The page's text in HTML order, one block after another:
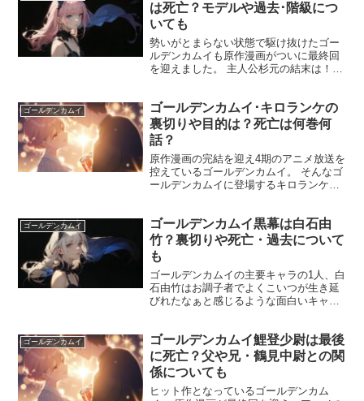
は死亡？モデルや過去･階級につ
いても
勢いがとまらない状態で駆け抜けたゴー
ルデンカムイも原作漫画がついに最終回
を迎えました。 主人公杉元の結末は！？
り杉元佐一の最後、死亡したのかどうか
ですよね！ この記事...
ゴールデンカムイ
ゴールデンカムイ･キロランケの
裏切りや目的は？死亡は何巻何
話？
原作漫画の完結を迎え4期のアニメ放送を
控えているゴールデンカムイ。 そんなゴ
ールデンカムイに登場するキロランケ。
分からない！と感じる人も多いのではな
いでしょうか？ 裏...
ゴールデンカムイ
ゴールデンカムイ黒幕は白石由
竹？裏切りや死亡・過去について
も
ゴールデンカムイの主要キャラの1人、白
石由竹はお調子者でよくこいつが生き延
びれたなぁと感じるような面白いキャラ
す。 本当に白石由竹が黒幕なのでしょう
か？ そんなみなさん...
ゴールデンカムイ
ゴールデンカムイ鯉登少尉は最後
に死亡？父や兄・鶴見中尉との関
係についても
ヒット作となっているゴールデンカム